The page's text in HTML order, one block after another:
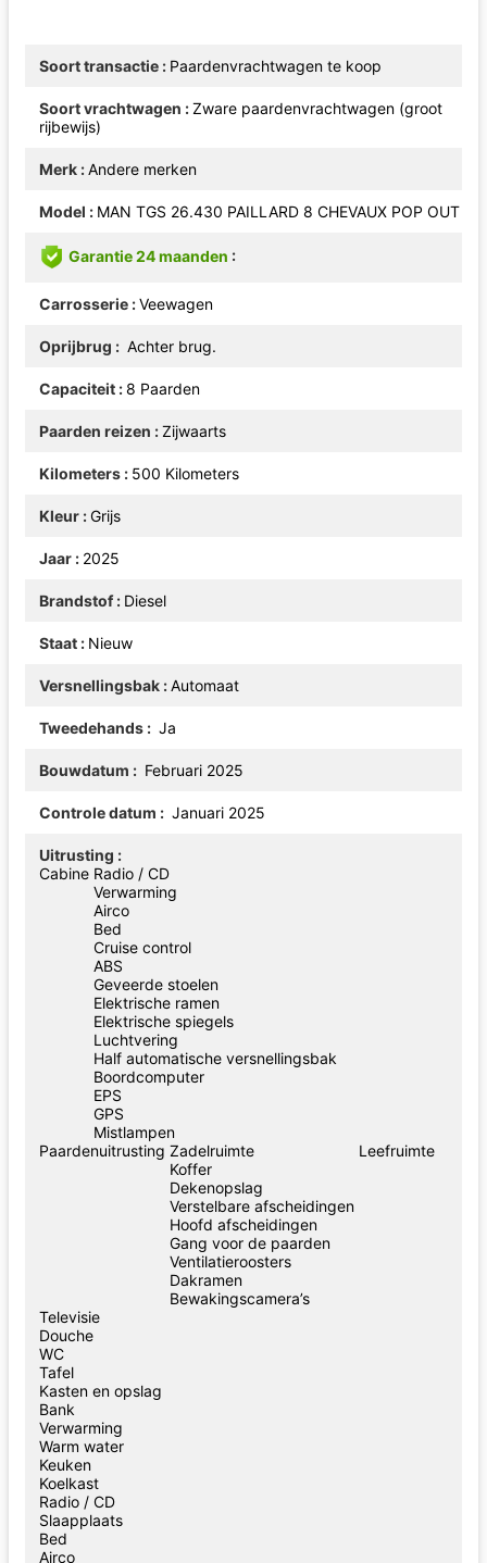
Soort transactie Paardenvrachtwagen te koop
Soort vrachtwagen
Zware paardenvrachtwagen (groot
rijbewijs)
Merk Andere merken
Model MAN TGS 26.430 PAILLARD 8 CHEVAUX POP OUT
Garantie 24 maanden
Carrosserie Veewagen
Oprijbrug Achter brug.
Capaciteit 8 Paarden
Paarden reizen Zijwaarts
Kilometers 500 Kilometers
Kleur Grijs
Jaar 2025
Brandstof Diesel
Staat Nieuw
Versnellingsbak Automaat
Tweedehands Ja
Bouwdatum Februari 2025
Controle datum Januari 2025
Uitrusting
Cabine Radio / CD
Verwarming
Airco
Bed
Cruise control
ABS
Geveerde stoelen
Elektrische ramen
Elektrische spiegels
Luchtvering
Half automatische versnellingsbak
Boordcomputer
EPS
GPS
Mistlampen
Paardenuitrusting Zadelruimte
Koffer
Dekenopslag
Verstelbare afscheidingen
Hoofd afscheidingen
Gang voor de paarden
Ventilatieroosters
Dakramen
Bewakingscamera’s
Leefruimte
Televisie
Douche
WC
Tafel
Kasten en opslag
Bank
Verwarming
Warm water
Keuken
Koelkast
Radio / CD
Slaapplaats
Bed
Airco